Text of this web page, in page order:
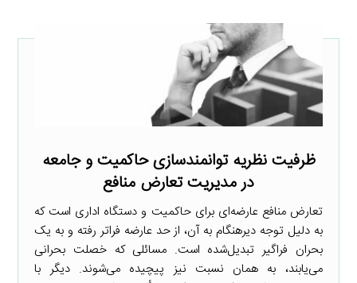
ظرفیت نظریه توانمندسازی حاکمیت و جامعه
در مدیریت تعارض منافع
تعارض منافع عارضه‌ای برای حاکمیت و دستگاه اداری است که
به دلیل توجه دیرهنگام به آن، از حد عارضه فراتر رفته و به یک
بحران فراگیر تبدیل‌شده است. مسائلی که خصلت بحرانی
می‌یابند، به همان نسبت نیز پیچیده می‌شوند. دیگر با